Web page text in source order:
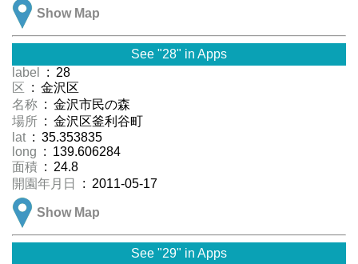
Show Map
See "28" in Apps
label
: 28
区 : 金沢区
名称 : 金沢市民の森
場所 : 金沢区釜利谷町
lat : 35.353835
long : 139.606284
面積 : 24.8
開園年月日
: 2011-05-17
Show Map
See "29" in Apps